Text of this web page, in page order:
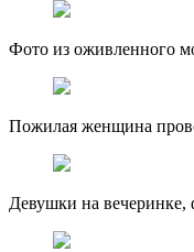
Фото из оживленного
Пожилая женщина
Девушки на вечеринке,